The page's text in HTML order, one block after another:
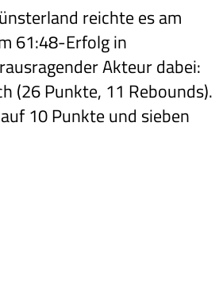
reichte es am
61:48-Erfolg in
Akteur dabei:
(26 Punkte, 11 Rebounds).
10 Punkte und sieben